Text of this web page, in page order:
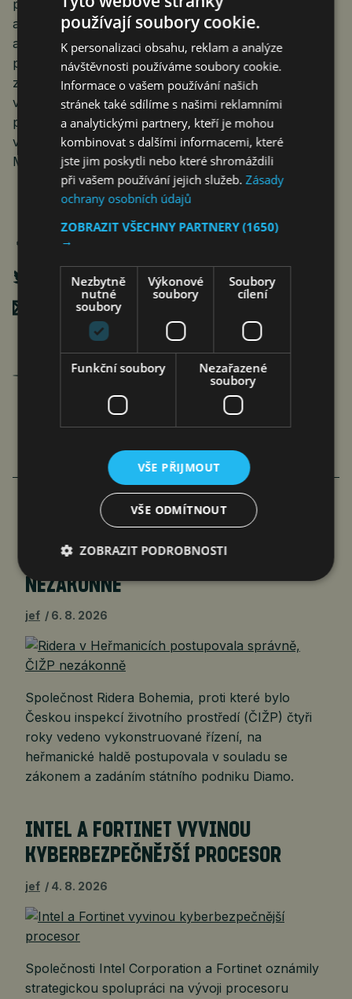
pouze z průmyslových závodů Skupiny MOL,
ale v budoucnu nabídne řešení pro celý průmysl
a vodíkovou mobilitu. Po rafinerii v Százhalombattě
přeneseme technologii do dalších dvou výrobních
závodů Skupiny MOL, aby byl proces výroby paliva
v každé z našich rafinerií udržitelnější,“ řekl
při slavnostním otevření nového závodu na výrobu
vodíku József Molnár, generální ředitel Skupiny
MOL.
Poslat mailem
Jan Ferenc
VÍCE ČLÁNKU Z BYZNYSU
RIDERA V HEŘMANICÍCH
POSTUPOVALA SPRÁVNĚ, ČIŽP
NEZÁKONNĚ
jef 6. 8. 2026
Společnost Ridera Bohemia, proti které bylo
Českou inspekcí životního prostředí (ČIŽP) čtyři
roky vedeno vykonstruované řízení, na
heřmanické haldě postupovala v souladu se
zákonem a zadáním státního podniku Diamo.
INTEL A FORTINET VYVINOU
KYBERBEZPEČNĚJŠÍ PROCESOR
jef 4. 8. 2026
Společnosti Intel Corporation a Fortinet oznámily
strategickou spolupráci na vývoji procesoru
používají soubory cookie.
K personalizaci obsahu, reklam a analýze
návštěvnosti používáme soubory cookie.
Informace o vašem používání našich
stránek také sdílíme s našimi reklamními
a analytickými partnery, kteří je mohou
kombinovat s dalšími informacemi, které
jste jim poskytli nebo které shromáždili
při vašem používání jejich služeb.Zásady
ochrany osobních údajů
ZOBRAZIT VŠECHNY PARTNERY(1650)
→
Nezbytně
nutné
soubory
Výkonové
soubory
Soubory
cílení
Funkční soubory
Nezařazené
soubory
VŠE PŘIJMOUT
VŠE ODMÍTNOUT
ZOBRAZIT PODROBNOSTI